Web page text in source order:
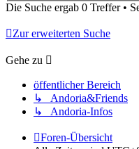
Die Suche ergab 0 Treffer •
Zur erweiterten Suche
Gehe zu
öffentlicher Bereich
↳ Andoria&Friends
↳ Andoria-Infos
Foren-Übersicht